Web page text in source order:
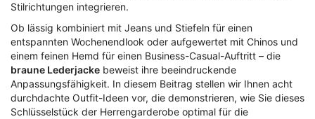
Stilrichtungen integrieren.
Ob lässig kombiniert mit Jeans und Stiefeln für einen
entspannten Wochenendlook oder aufgewertet mit Chinos und
einem feinen Hemd für einen Business-Casual-Auftritt – die
braune Lederjacke beweist ihre beeindruckende
Anpassungsfähigkeit. In diesem Beitrag stellen wir Ihnen acht
durchdachte Outfit-Ideen vor, die demonstrieren, wie Sie dieses
Schlüsselstück der Herrengarderobe optimal für die